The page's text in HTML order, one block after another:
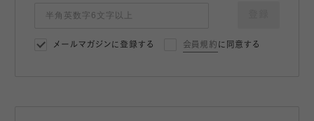
メールマガジンに登録する 会員規約 に同意する